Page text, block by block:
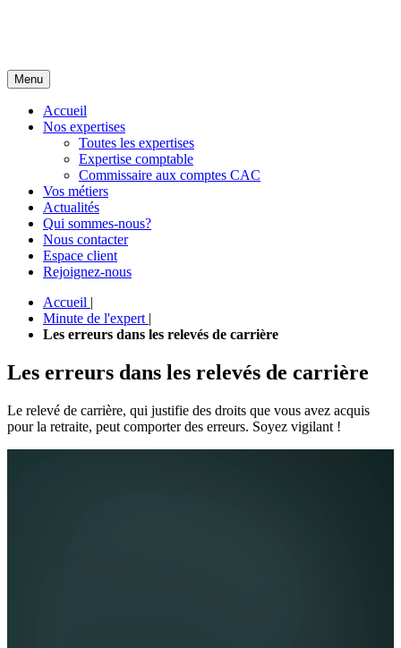
Menu
Accueil
Nos expertises
Toutes les expertises
Expertise comptable
Commissaire aux comptes CAC
Vos métiers
Actualités
Qui sommes-nous?
Nous contacter
Espace client
Rejoignez-nous
Accueil |
Minute de l'expert |
Les erreurs dans les relevés de carrière
Les erreurs dans les relevés de carrière
Le relevé de carrière, qui justifie des droits que vous avez acquis
pour la retraite, peut comporter des erreurs. Soyez vigilant !